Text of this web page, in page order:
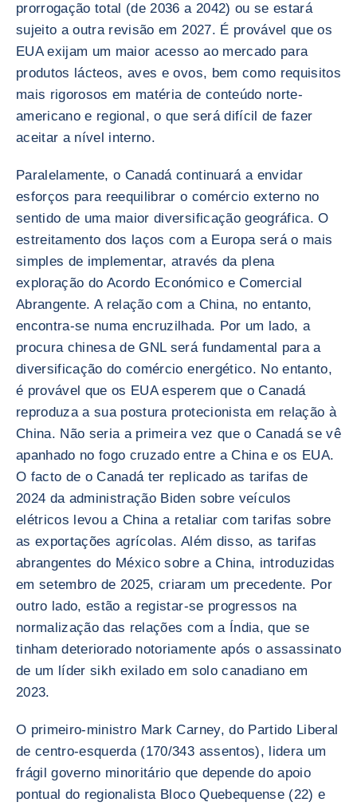
prorrogação total (de 2036 a 2042) ou se estará
sujeito a outra revisão em 2027. É provável que os
EUA exijam um maior acesso ao mercado para
produtos lácteos, aves e ovos, bem como requisitos
mais rigorosos em matéria de conteúdo norte-
americano e regional, o que será difícil de fazer
aceitar a nível interno.
Paralelamente, o Canadá continuará a envidar
esforços para reequilibrar o comércio externo no
sentido de uma maior diversificação geográfica. O
estreitamento dos laços com a Europa será o mais
simples de implementar, através da plena
exploração do Acordo Económico e Comercial
Abrangente. A relação com a China, no entanto,
encontra-se numa encruzilhada. Por um lado, a
procura chinesa de GNL será fundamental para a
diversificação do comércio energético. No entanto,
é provável que os EUA esperem que o Canadá
reproduza a sua postura protecionista em relação à
China. Não seria a primeira vez que o Canadá se vê
apanhado no fogo cruzado entre a China e os EUA.
O facto de o Canadá ter replicado as tarifas de
2024 da administração Biden sobre veículos
elétricos levou a China a retaliar com tarifas sobre
as exportações agrícolas. Além disso, as tarifas
abrangentes do México sobre a China, introduzidas
em setembro de 2025, criaram um precedente. Por
outro lado, estão a registar-se progressos na
normalização das relações com a Índia, que se
tinham deteriorado notoriamente após o assassinato
de um líder sikh exilado em solo canadiano em
2023.
O primeiro-ministro Mark Carney, do Partido Liberal
de centro-esquerda (170/343 assentos), lidera um
frágil governo minoritário que depende do apoio
pontual do regionalista Bloco Quebequense (22) e